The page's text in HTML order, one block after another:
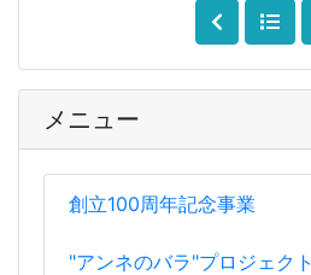
メニュー
創立100周年記念事業
"アンネのバラ"プロジェクト